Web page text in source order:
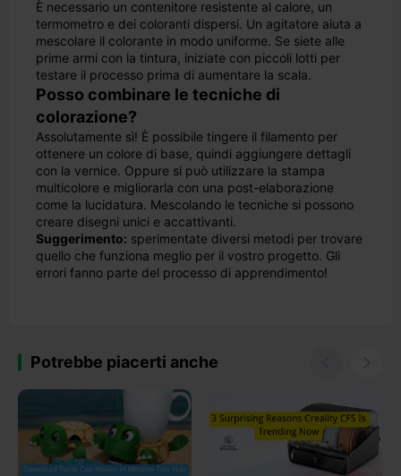
È necessario un contenitore resistente al calore, un
termometro e dei coloranti dispersi. Un agitatore aiuta a
mescolare il colorante in modo uniforme. Se siete alle
prime armi con la tintura, iniziate con piccoli lotti per
testare il processo prima di aumentare la scala.
Posso combinare le tecniche di
colorazione?
Assolutamente sì! È possibile tingere il filamento per
ottenere un colore di base, quindi aggiungere dettagli
con la vernice. Oppure si può utilizzare la stampa
multicolore e migliorarla con una post-elaborazione
come la lucidatura. Mescolando le tecniche si possono
creare disegni unici e accattivanti.
Suggerimento: sperimentate diversi metodi per trovare
quello che funziona meglio per il vostro progetto. Gli
errori fanno parte del processo di apprendimento!
Potrebbe piacerti anche